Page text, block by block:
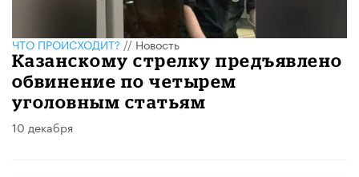
ЧТО ПРОИСХОДИТ?//Новость
Казанскому стрелку предъявлено
обвинение по четырем
уголовным статьям
10 декабря